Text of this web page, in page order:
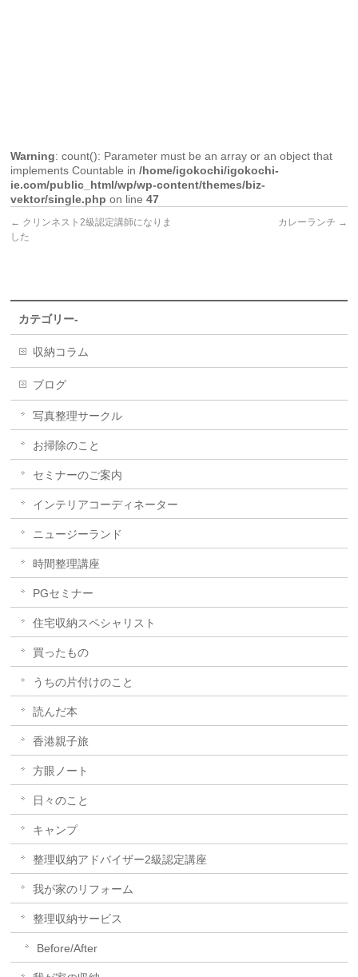
Warning: count(): Parameter must be an array or an object that
implements Countable in/home/igokochi/igokochi-
ie.com/public_html/wp/wp-content/themes/biz-
vektor/single.php on line47
← クリンネスト2級認定講師になりま
した
カレーランチ →
カテゴリー-
収納コラム
ブログ
写真整理サークル
お掃除のこと
セミナーのご案内
インテリアコーディネーター
ニュージーランド
時間整理講座
PGセミナー
住宅収納スペシャリスト
買ったもの
うちの片付けのこと
読んだ本
香港親子旅
方眼ノート
日々のこと
キャンプ
整理収納アドバイザー2級認定講座
我が家のリフォーム
整理収納サービス
Before/After